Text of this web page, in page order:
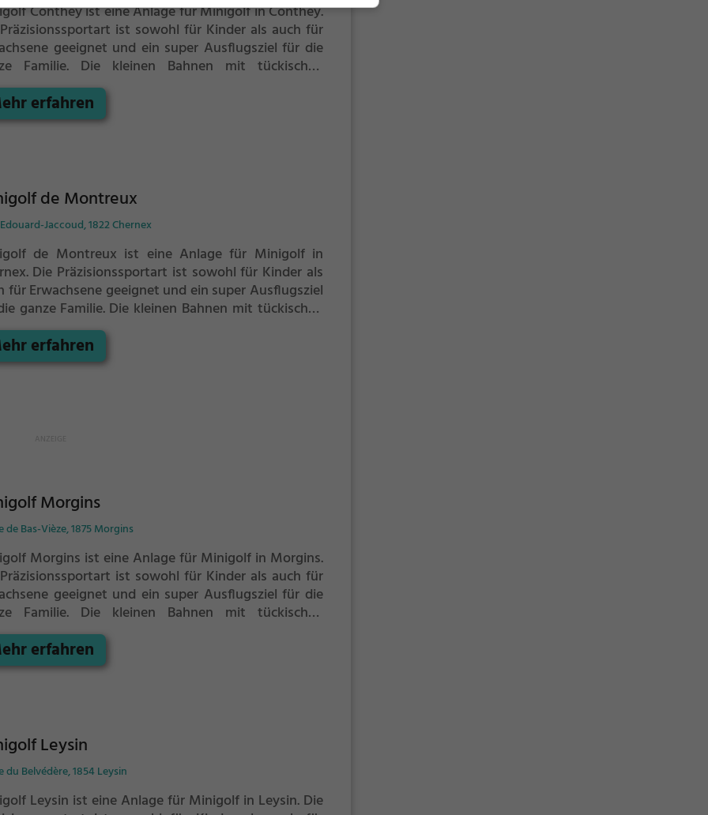
Conthey ist eine Anlage für Minigolf in Conthey.
ist sowohl für Kinder als auch für
geeignet und ein super Ausflugsziel für die
Familie. Die kleinen Bahnen mit tückischen
laden zu einem
ein - wer schafft es mit den
Schlägen alle Bahnen zu bezwingen?
erfahren
de Montreux
Jaccoud, 1822 Chernex
de Montreux ist eine Anlage für Minigolf in
Die Präzisionssportart ist sowohl für Kinder als
für Erwachsene geeignet und ein super Ausflugsziel
ganze Familie. Die kleinen Bahnen mit tückischen
laden zu einem
ein - wer schafft es mit den
Schlägen alle Bahnen zu bezwingen?
erfahren
Morgins
de Bas-Vièze, 1875 Morgins
Morgins ist eine Anlage für Minigolf in Morgins.
ist sowohl für Kinder als auch für
geeignet und ein super Ausflugsziel für die
Familie. Die kleinen Bahnen mit tückischen
laden zu einem
ein - wer schafft es mit den
Schlägen alle Bahnen zu bezwingen?
erfahren
Leysin
du Belvédère, 1854 Leysin
Leysin ist eine Anlage für Minigolf in Leysin. Die